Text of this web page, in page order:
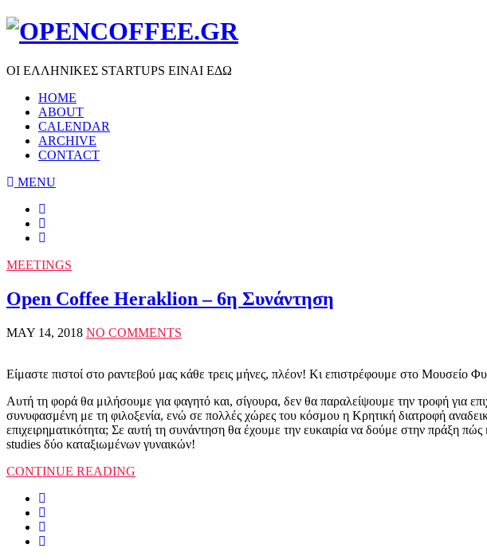
ΟΙ ΕΛΛΗΝΙΚΕΣ STARTUPS ΕΙΝΑΙ ΕΔΩ
HOME
ABOUT
CALENDAR
ARCHIVE
CONTACT
MENU
MEETINGS
Open Coffee Heraklion – 6η Συνάντηση
MAY 14, 2018 NO COMMENTS
Είμαστε πιστοί στο ραντεβού μας κάθε τρεις μήνες, πλέον! Κι επιστρέφουμε στο Μουσείο
Αυτή τη φορά θα μιλήσουμε για φαγητό και, σίγουρα, δεν θα παραλείψουμε την τροφή για
συνυφασμένη με τη φιλοξενία, ενώ σε πολλές χώρες του κόσμου η Κρητική διατροφή
επιχειρηματικότητα; Σε αυτή τη συνάντηση θα έχουμε την ευκαιρία να δούμε στην πράξη
studies δύο καταξιωμένων γυναικών!
CONTINUE READING